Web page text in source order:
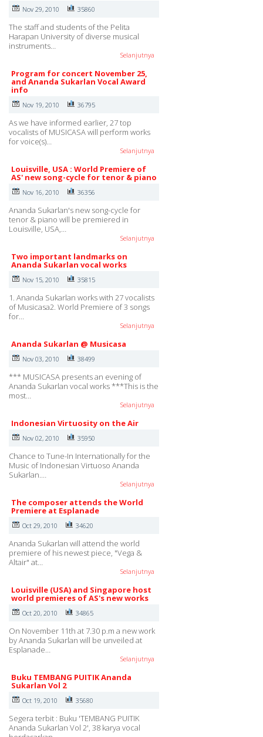
Nov 29, 2010 35860
The staff and students of the Pelita
Harapan University of diverse musical
instruments…
Selanjutnya
Program for concert November 25,
and Ananda Sukarlan Vocal Award
info
Nov 19, 2010 36795
As we have informed earlier, 27 top
vocalists of MUSICASA will perform works
for voice(s)…
Selanjutnya
Louisville, USA : World Premiere of
AS' new song-cycle for tenor & piano
Nov 16, 2010 36356
Ananda Sukarlan's new song-cycle for
tenor & piano will be premiered in
Louisville, USA,…
Selanjutnya
Two important landmarks on
Ananda Sukarlan vocal works
Nov 15, 2010 35815
1. Ananda Sukarlan works with 27 vocalists
of Musicasa2. World Premiere of 3 songs
for…
Selanjutnya
Ananda Sukarlan @ Musicasa
Nov 03, 2010 38499
*** MUSICASA presents an evening of
Ananda Sukarlan vocal works ***This is the
most…
Selanjutnya
Indonesian Virtuosity on the Air
Nov 02, 2010 35950
Chance to Tune-In Internationally for the
Music of Indonesian Virtuoso Ananda
Sukarlan.…
Selanjutnya
The composer attends the World
Premiere at Esplanade
Oct 29, 2010 34620
Ananda Sukarlan will attend the world
premiere of his newest piece, "Vega &
Altair" at…
Selanjutnya
Louisville (USA) and Singapore host
world premieres of AS's new works
Oct 20, 2010 34865
On November 11th at 7.30 p.m a new work
by Ananda Sukarlan will be unveiled at
Esplanade…
Selanjutnya
Buku TEMBANG PUITIK Ananda
Sukarlan Vol 2
Oct 19, 2010 35680
Segera terbit : Buku 'TEMBANG PUITIK
Ananda Sukarlan Vol 2', 38 karya vocal